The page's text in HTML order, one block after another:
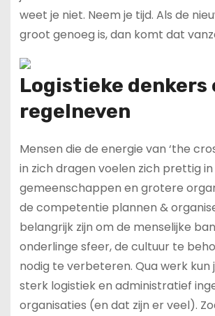
weet je niet. Neem je tijd. Als de
groot genoeg is, dan komt dat
Logistieke denkers
regelneven
Mensen die de energie van ‘the
in zich dragen voelen zich prettig
gemeenschappen en grotere
de competentie plannen &
belangrijk zijn om de menselijke
onderlinge sfeer, de cultuur te
nodig te verbeteren. Qua werk kun
sterk logistiek en administratief
organisaties (en dat zijn er veel).